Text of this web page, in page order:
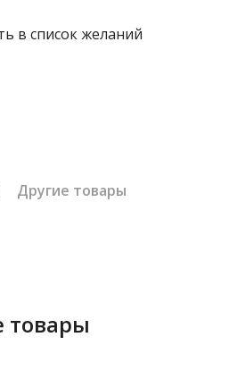
в список желаний
Другие товары
товары